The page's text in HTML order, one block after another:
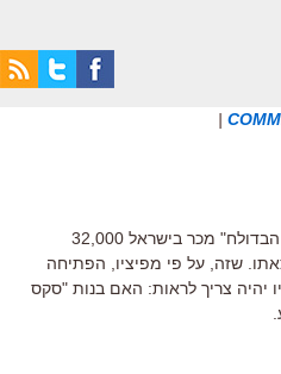
|
"אינדיאנה ג'ונס וממלכת גולגולת הבדולח" מכר בישראל 32,000
שזה, על פי מפיציו, הפתיחה
יהיה צריך לראות: האם בנות "סקס